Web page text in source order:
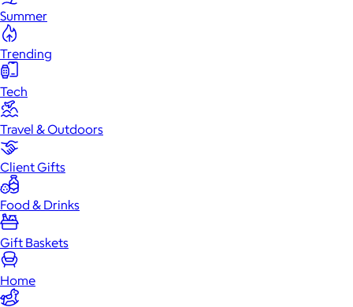
Summer
Trending
Tech
Travel & Outdoors
Client Gifts
Food & Drinks
Gift Baskets
Home